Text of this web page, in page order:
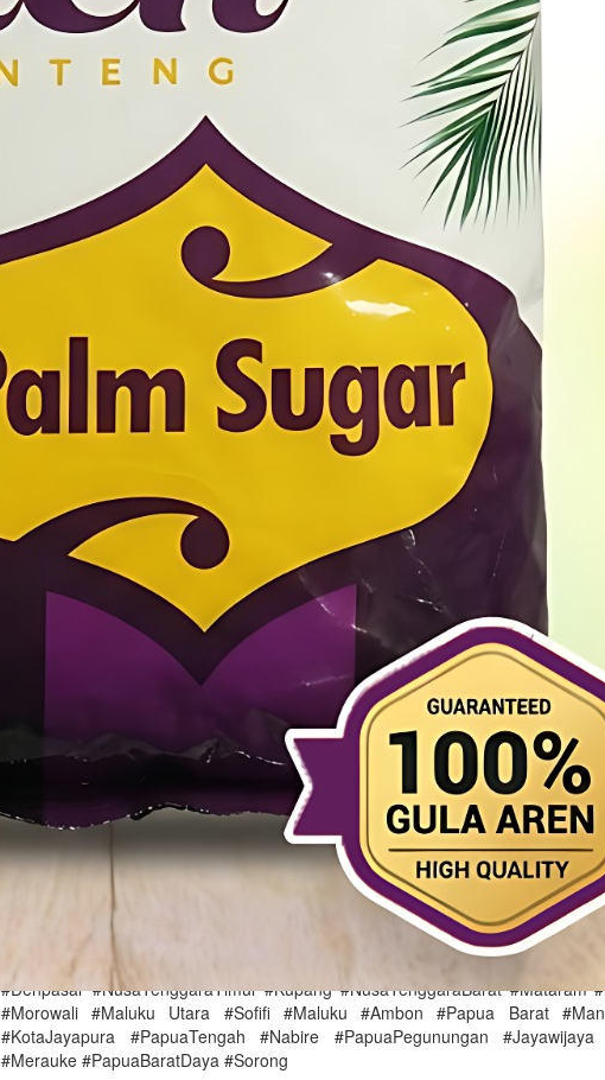
Keuntungan luar biasa yang Anda dapatkan saat berbelanja
adalah kesegaran produk yang selalu baru setiap
memproduksi secara kontinu untuk memastikan bahwa
yang sampai ke tangan Anda bukanlah stok lama yang sudah
Keunggulan utama lainnya terletak pada daya tahan
asalkan disimpan dalam wadah kedap udara, karena kadar
sangat rendah. Sebagai produkasli 100% dari pohon aren
yang dihasilkan sangat stabil dan tidak meninggalkan rasa
(aftertaste). Segera lengkapi kebutuhan dapur dan bisnis
produk khas hasil alam dari Cimenteng Subang yang
rasakan kemudahan bertransaksi hanya dengan satu
kami.
#Gula #Aren #Semut #Cimenteng #Kemasan #6gr #1kg #Jual
#Berkualitas #Murah #Bagus #Bergaransi #Harga #Biaya #Pembuatan
#Alamat #Maklon #Perusahaan
kami melayani #JawaBarat #Bandung #BandungBarat #Bekasi #Bogor
#Cirebon #Garut #Indramayu #Karawang #Kuningan #Majalengka
#Subang #Sukabumi #Sumedang #Banjar #Bekasi #Cimahi #Cirebon
#Tasikmalaya #JawaTengah #Banjarnegara #Banyumas #Batang #Blora
#Cilacap #Demak #Grobogan #Jepara #Karanganyar #Kebumen #Klaten
#Pati #Pekalongan #Pemalang #Purbalingga #Purworejo #Rembang
#Sukoharjo #Tegal #Temanggung #Wonogiri #Wonosobo #Magelang
#Semarang #Surakarta #Tegal #JawaTimur #Bangkalan #Banyuwangi
#Bondowoso #Gresik #Jember #Jombang #Kediri #Lamongan #Lumajang
#Malang #Mojokerto #Nganjuk #Ngawi #Pacitan #Pamekasan
#Probolinggo #Sampang #Sidoarjo #Situbondo #Sumenep #Sumenep
#Batu #Blitar #Malang #Mojokerto #Pasuruan #Probolinggo
#KepulauanSeribu #Jakarta #Barat #Pusat #Selatan #Timur #Utara
#Pandeglang #Serang #Tangerang #Cilegon #Serang #Tangerang
#GunungKidul #KulonProgo #Sleman #Yogyakarta #Sumatera
#SumateraUtara #Medan #SumateraBarat #Padang #Riau
#SumateraSelatan #Palembang #Bengkulu #Lampung
#KepulauanBangkaBelitung #PangkalPinang #KepulauanRiau
#KalimantanBarat #Pontianak #KalimantanTengah #PalangkaRaya
#Banjarmasin #KalimantanTimur #Samarinda #KalimantanUtara
#SulawesiUtara #Manado #SulawesiTengah #Palu
#SulawesiTenggara #Kendari #SulawesiBarat #Mamuju #Gorontalo
#Denpasar #NusaTenggaraTimur #Kupang #NusaTenggaraBarat #Mataram
#Morowali #Maluku Utara #Sofifi #Maluku #Ambon #Papua Barat
#KotaJayapura #PapuaTengah #Nabire #PapuaPegunungan #Jayawijaya
#Merauke #PapuaBaratDaya #Sorong